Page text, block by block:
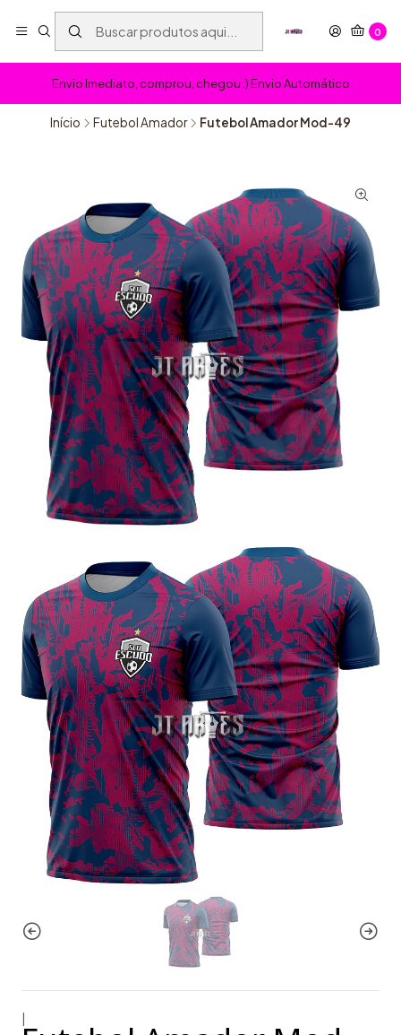
0
Envio Imediato, comprou, chegou :) Envio Automático
Início Futebol Amador Futebol Amador Mod-49